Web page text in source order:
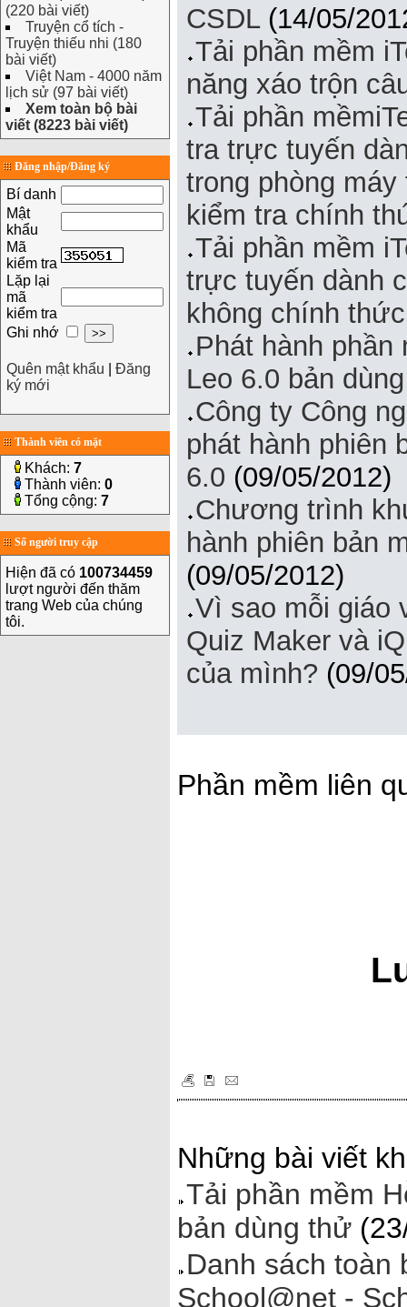
(220 bài viết)
Truyện cổ tích -
Truyện thiếu nhi (180
bài viết)
Việt Nam - 4000 năm
lịch sử (97 bài viết)
Xem toàn bộ bài
viết (8223 bài viết)
Đăng nhập/Đăng ký
Bí danh
Mật
khẩu
Mã
kiểm tra
Lặp lại
mã
kiểm tra
Ghi nhớ
Quên mật khẩu
Đăng
ký mới
Thành viên có mặt
Khách: 7
Thành viên: 0
Tổng cộng: 7
Số người truy cập
Hiện đã có 100734459
lượt người đến thăm
trang Web của chúng
tôi.
CSDL(14/05/
Tải phần mềm
năng xáo trộn
Tải phần
tra trực tuyến
trong phòng
kiểm tra chính
Tải phần mềm
trực tuyến dành
không chính thức
Phát hành phần
Leo 6.0 bản
Công ty Công
phát hành phiên
6.0 (09/05/2012)
Chương trình
hành phiên bản
(09/05/2012)
Vì sao mỗi giáo
Quiz Maker và
của mình? (09/
Phần mềm liên
Những bài viết
Tải phần mềm
bản dùng thử
Danh sách toàn
School@net -